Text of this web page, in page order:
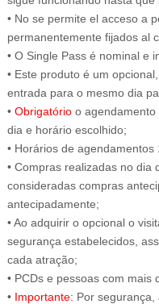
• No se permite el acceso a
permanentemente fijados al
• O Single Pass é nominal e
• Este produto é um
entrada para o mesmo dia
• Obrigatório o
dia e horário escolhido;
• Horários de
• Compras realizadas no dia
consideradas compras
antecipadamente;
• Ao adquirir o opcional o
segurança estabelecidos,
cada atração;
• PCDs e pessoas com mais
• Importante: Por